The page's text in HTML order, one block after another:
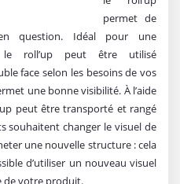
permet de
question. Idéal pour une
le roll’up peut être utilisé
face selon les besoins de vos
une bonne visibilité. À l’aide
peut être transporté et rangé
souhaitent changer le visuel de
une nouvelle structure : cela
d’utiliser un nouveau visuel
de votre produit.